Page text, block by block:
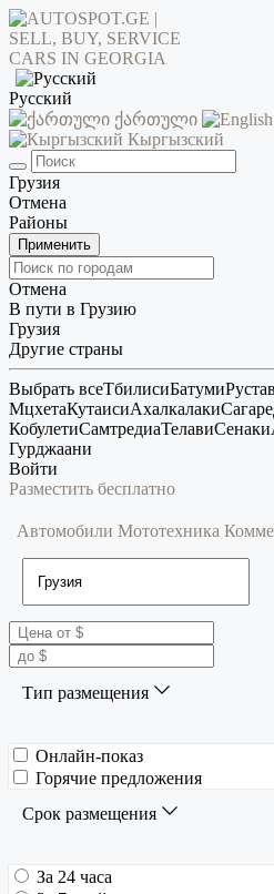
Русский
ქართული
Кыргызский
Грузия
Отмена
Районы
Применить
Отмена
В пути в Грузию
Грузия
Другие страны
Выбрать всеТбилисиБатуми
МцхетаКутаисиАхалкалаки
КобулетиСамтредиаТелавиСенаки
Гурджаани
Войти
Разместить бесплатно
Автомобили Мототехника
Тип размещения
Онлайн-показ
Горячие предложения
Срок размещения
За 24 часа